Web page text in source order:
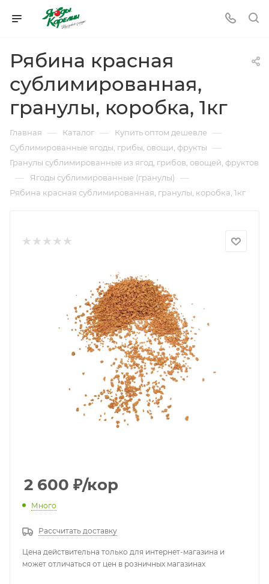
Рябина красная
сублимированная,
гранулы, коробка, 1кг
Главная — Каталог — Купить оптом дешевле —
Сублимированные ягоды, грибы, овощи, фрукты —
Гранулы сублимированные из ягод, грибов, овощей, фруктов
— Ягоды сублимированные (гранулы) —
Рябина красная сублимированная, гранулы, коробка, 1кг
2 600 ₽/кор
Много
Рассчитать доставку
Цена действительна только для интернет-магазина и
может отличаться от цен в розничных магазинах